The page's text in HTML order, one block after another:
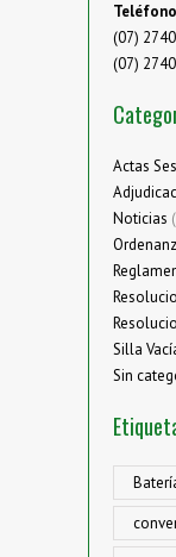
(07)
(07)
Actas
Noticias
Silla
Sin